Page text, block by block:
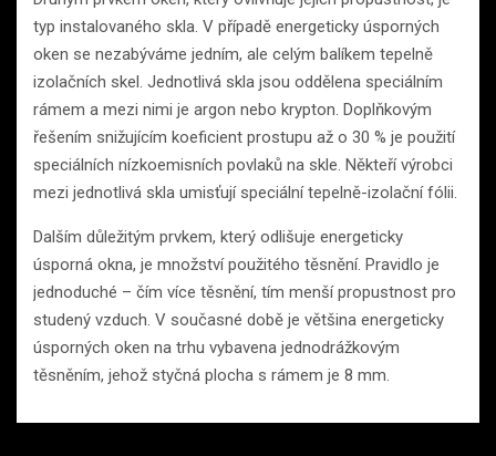
typ instalovaného skla. V případě energeticky úsporných
oken se nezabýváme jedním, ale celým balíkem tepelně
izolačních skel. Jednotlivá skla jsou oddělena speciálním
rámem a mezi nimi je argon nebo krypton. Doplňkovým
řešením snižujícím koeficient prostupu až o 30 % je použití
speciálních nízkoemisních povlaků na skle. Někteří výrobci
mezi jednotlivá skla umisťují speciální tepelně-izolační fólii.
Dalším důležitým prvkem, který odlišuje energeticky
úsporná okna, je množství použitého těsnění. Pravidlo je
jednoduché – čím více těsnění, tím menší propustnost pro
studený vzduch. V současné době je většina energeticky
úsporných oken na trhu vybavena jednodrážkovým
těsněním, jehož styčná plocha s rámem je 8 mm.